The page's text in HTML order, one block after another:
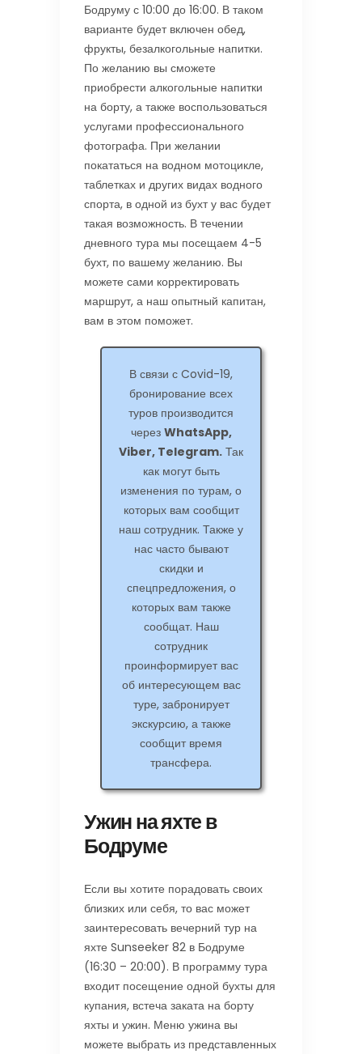
Бодруму с 10:00 до 16:00. В таком
варианте будет включен обед,
фрукты, безалкогольные напитки.
По желанию вы сможете
приобрести алкогольные напитки
на борту, а также воспользоваться
услугами профессионального
фотографа. При желании
покататься на водном мотоцикле,
таблетках и других видах водного
спорта, в одной из бухт у вас будет
такая возможность. В течении
дневного тура мы посещаем 4-5
бухт, по вашему желанию. Вы
можете сами корректировать
маршрут, а наш опытный капитан,
вам в этом поможет.
В связи с Covid-19,
бронирование всех
туров производится
через WhatsApp,
Viber, Telegram. Так
как могут быть
изменения по турам, о
которых вам сообщит
наш сотрудник. Также у
нас часто бывают
скидки и
спецпредложения, о
которых вам также
сообщат. Наш
сотрудник
проинформирует вас
об интересующем вас
туре, забронирует
экскурсию, а также
сообщит время
трансфера.
Ужин на яхте в
Бодруме
Если вы хотите порадовать своих
близких или себя, то вас может
заинтересовать вечерний тур на
яхте Sunseeker 82 в Бодруме
(16:30 – 20:00). В программу тура
входит посещение одной бухты для
купания, встеча заката на борту
яхты и ужин. Меню ужина вы
можете выбрать из представленных